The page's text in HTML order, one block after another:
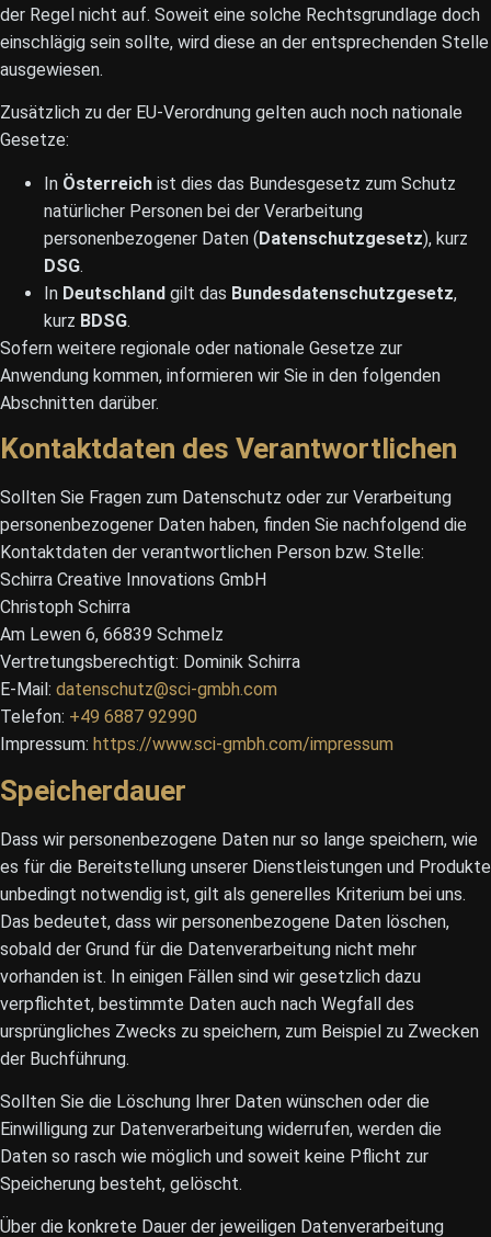
der Regel nicht auf. Soweit eine solche Rechtsgrundlage doch
einschlägig sein sollte, wird diese an der entsprechenden Stelle
ausgewiesen.
Zusätzlich zu der EU-Verordnung gelten auch noch nationale
Gesetze:
In Österreich ist dies das Bundesgesetz zum Schutz
natürlicher Personen bei der Verarbeitung
personenbezogener Daten (Datenschutzgesetz), kurz
DSG.
In Deutschland gilt das Bundesdatenschutzgesetz,
kurz BDSG.
Sofern weitere regionale oder nationale Gesetze zur
Anwendung kommen, informieren wir Sie in den folgenden
Abschnitten darüber.
Kontaktdaten des Verantwortlichen
Sollten Sie Fragen zum Datenschutz oder zur Verarbeitung
personenbezogener Daten haben, finden Sie nachfolgend die
Kontaktdaten der verantwortlichen Person bzw. Stelle:
Schirra Creative Innovations GmbH
Christoph Schirra
Am Lewen 6, 66839 Schmelz
Vertretungsberechtigt: Dominik Schirra
E-Mail: datenschutz@sci-gmbh.com
Telefon: +49 6887 92990
Impressum: https://www.sci-gmbh.com/impressum
Speicherdauer
Dass wir personenbezogene Daten nur so lange speichern, wie
es für die Bereitstellung unserer Dienstleistungen und Produkte
unbedingt notwendig ist, gilt als generelles Kriterium bei uns.
Das bedeutet, dass wir personenbezogene Daten löschen,
sobald der Grund für die Datenverarbeitung nicht mehr
vorhanden ist. In einigen Fällen sind wir gesetzlich dazu
verpflichtet, bestimmte Daten auch nach Wegfall des
ursprüngliches Zwecks zu speichern, zum Beispiel zu Zwecken
der Buchführung.
Sollten Sie die Löschung Ihrer Daten wünschen oder die
Einwilligung zur Datenverarbeitung widerrufen, werden die
Daten so rasch wie möglich und soweit keine Pflicht zur
Speicherung besteht, gelöscht.
Über die konkrete Dauer der jeweiligen Datenverarbeitung